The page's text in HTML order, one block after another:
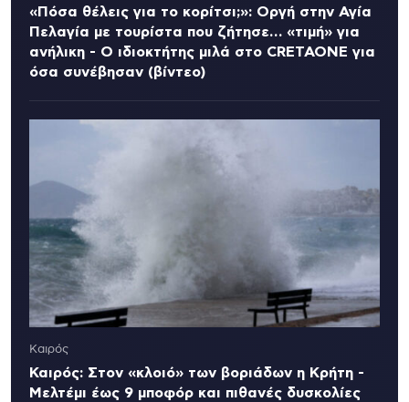
«Πόσα θέλεις για το κορίτσι;»: Οργή στην Αγία
Πελαγία με τουρίστα που ζήτησε… «τιμή» για
ανήλικη - Ο ιδιοκτήτης μιλά στο CRETAONE για
όσα συνέβησαν (βίντεο)
Καιρός
Καιρός: Στον «κλοιό» των βοριάδων η Κρήτη -
Μελτέμι έως 9 μποφόρ και πιθανές δυσκολίες